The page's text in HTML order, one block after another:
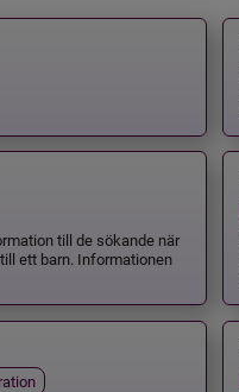
till de sökande när
ett barn. Informationen